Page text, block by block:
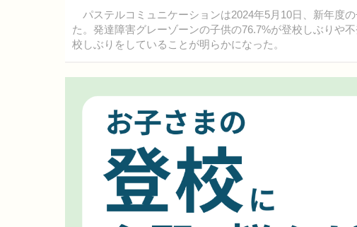
パステルコミュニケーションは2024年5月10日、新年度
た。発達障害グレーゾーンの子供の76.7%が登校しぶりや
校しぶりをしていることが明らかになった。